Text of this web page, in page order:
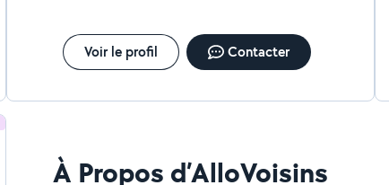
Voir le profil Contacter
À Propos d’AlloVoisins